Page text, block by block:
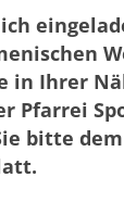
in Ihrer
Pfarrei
bitte